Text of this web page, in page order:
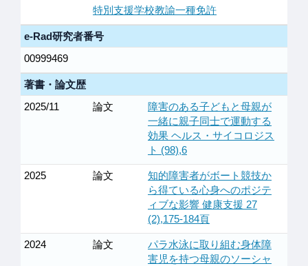
特別支援学校教諭一種免許
e-Rad研究者番号
00999469
著書・論文歴
2025/11
論文
障害のある子どもと母親が
一緒に親子同士で運動する
効果 ヘルス・サイコロジス
ト (98),6
2025 論文
知的障害者がボート競技か
ら得ている心身へのポジテ
ィブな影響 健康支援 27
(2),175-184頁
2024 論文
パラ水泳に取り組む身体障
害児を持つ母親のソーシャ